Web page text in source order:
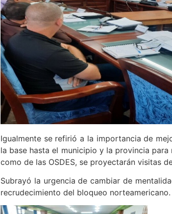
Igualmente se refirió a la importancia de
la base hasta el municipio y la provincia
como de las OSDES, se proyectarán visitas
Subrayó la urgencia de cambiar de
recrudecimiento del bloqueo norteamericano.